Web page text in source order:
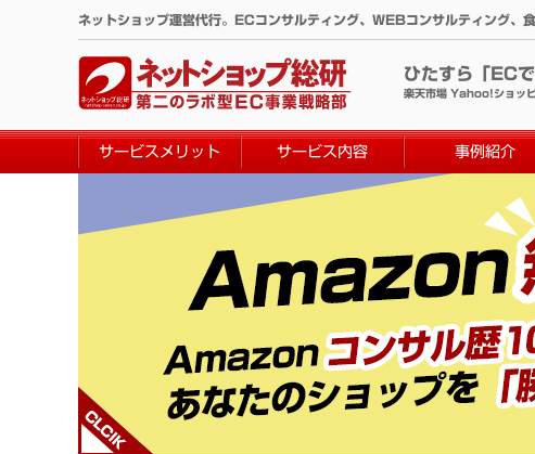
へ
ネットショップ運営代行。ECコンサルティング、WEBコンサルティング、
ひたすら「EC
楽天市場 Yahoo!ショッ
サービスメリット サービス内容 事例紹介